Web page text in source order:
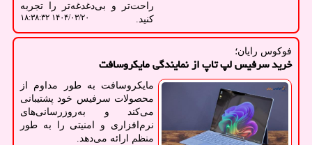
راحت‌تر و بی‌دغدغه‌تر را تجربه
کنید.
۱۴۰۴/۰۳/۲۰ ۱۸:۳۸:۳۲
فوکوس رایان؛
خرید سرفیس لپ تاپ از نمایندگی مایکروسافت
مایکروسافت به طور مداوم از
محصولات سرفیس خود پشتیبانی
می‌کند و به‌روزرسانی‌های
نرم‌افزاری و امنیتی را به طور
منظم ارائه می‌دهد.